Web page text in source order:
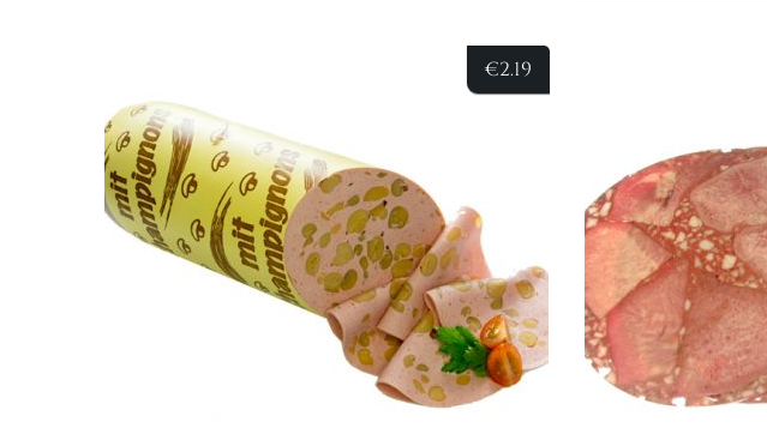
€2.19